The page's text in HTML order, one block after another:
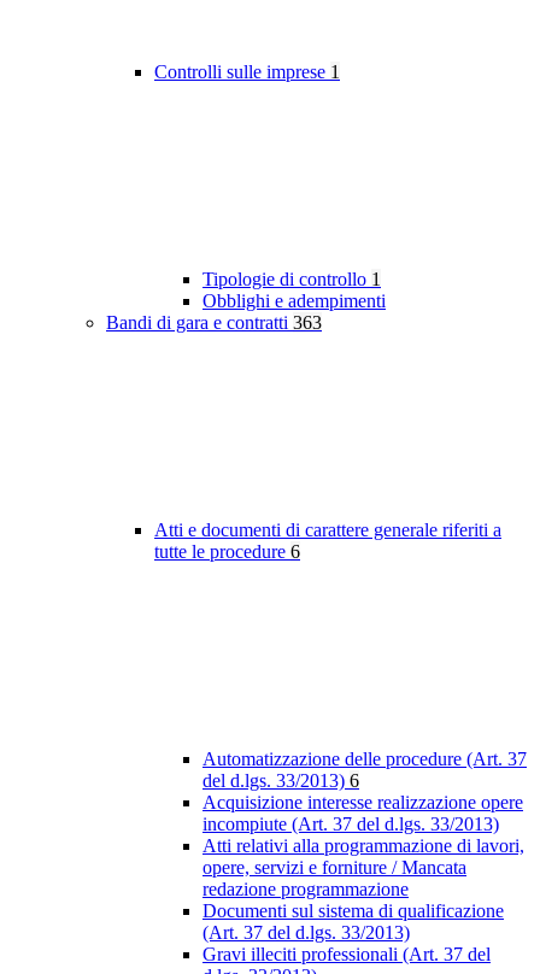
Controlli sulle imprese 1
Tipologie di controllo 1
Obblighi e adempimenti
Bandi di gara e contratti 363
Atti e documenti di carattere generale riferiti a
tutte le procedure 6
Automatizzazione delle procedure (Art. 37
del d.lgs. 33/2013) 6
Acquisizione interesse realizzazione opere
incompiute (Art. 37 del d.lgs. 33/2013)
Atti relativi alla programmazione di lavori,
opere, servizi e forniture / Mancata
redazione programmazione
Documenti sul sistema di qualificazione
(Art. 37 del d.lgs. 33/2013)
Gravi illeciti professionali (Art. 37 del